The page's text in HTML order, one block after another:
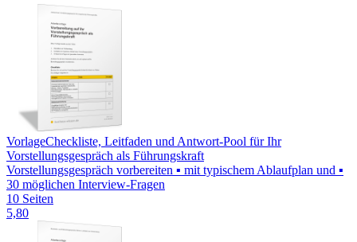
VorlageCheckliste, Leitfaden und Antwort-Pool für Ihr
Vorstellungsgespräch als Führungskraft
Vorstellungsgespräch vorbereiten ▪ mit typischem Ablaufplan und ▪
30 möglichen Interview-Fragen
10 Seiten
5,80